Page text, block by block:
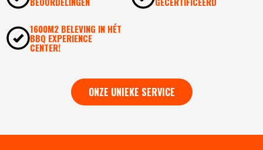
1600M2 BELEVING IN HÉT
BBQ EXPERIENCE
CENTER!
ONZE UNIEKE SERVICE